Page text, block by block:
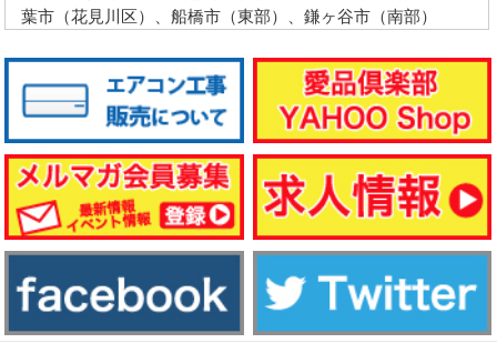
葉市（花見川区）、船橋市（東部）、鎌ヶ谷市（南部）